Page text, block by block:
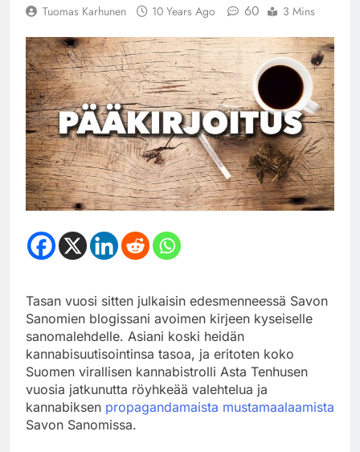
Tuomas Karhunen 10 Years Ago 60 3 Mins
Tasan vuosi sitten julkaisin edesmenneessä Savon
Sanomien blogissani avoimen kirjeen kyseiselle
sanomalehdelle. Asiani koski heidän
kannabisuutisointinsa tasoa, ja eritoten koko
Suomen virallisen kannabistrolli Asta Tenhusen
vuosia jatkunutta röyhkeää valehtelua ja
kannabiksen propagandamaista mustamaalaamista
Savon Sanomissa.